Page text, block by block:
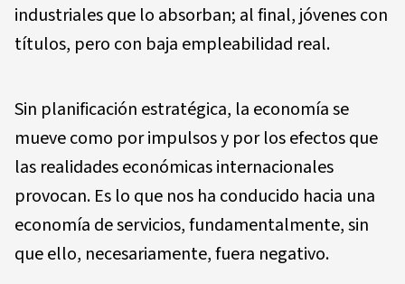
industriales que lo absorban; al final, jóvenes con
títulos, pero con baja empleabilidad real.
Sin planificación estratégica, la economía se
mueve como por impulsos y por los efectos que
las realidades económicas internacionales
provocan. Es lo que nos ha conducido hacia una
economía de servicios, fundamentalmente, sin
que ello, necesariamente, fuera negativo.